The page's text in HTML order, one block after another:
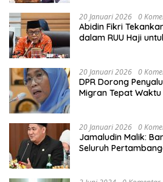
20 Januari 2026 0
Abidin Fikri
dalam RUU Haji
20 Januari 2026 0
DPR Dorong
Migran Tepat
20 Januari 2026 0
Jamaludin Malik:
Seluruh